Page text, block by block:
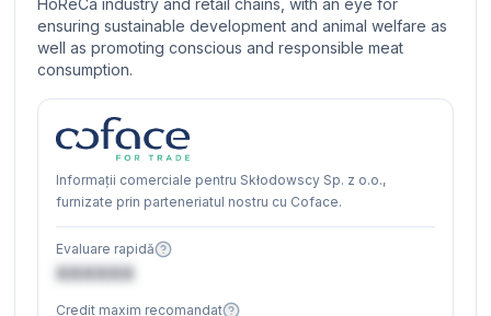
ensuring sustainable development and animal welfare as
well as promoting conscious and responsible meat
consumption.
Informații comerciale pentru Skłodowscy Sp. z o.o.,
furnizate prin parteneriatul nostru cu Coface.
Evaluare rapidă
XXXXXX
Credit maxim recomandat